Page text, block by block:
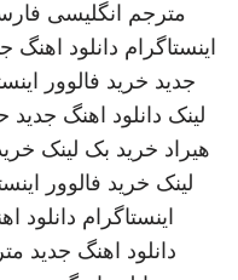
مترجم انگلیسی
اینستاگرام دانلود اهنگ
جدید خرید فالوور
لینک دانلود اهنگ جدید
هیراد خرید بک لینک
لینک خرید فالوور
اینستاگرام دانلود
دانلود اهنگ جدید